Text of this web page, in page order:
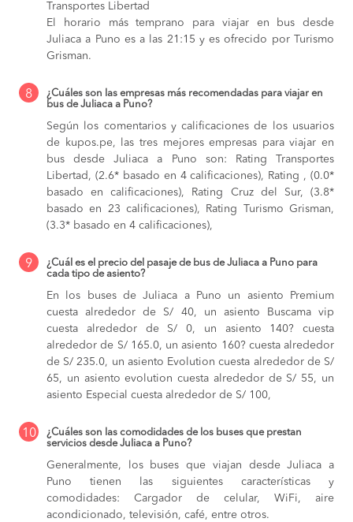
Transportes Libertad
El horario más temprano para viajar en bus desde
Juliaca a Puno es a las 21:15 y es ofrecido por Turismo
Grisman.
8
¿Cuáles son las empresas más recomendadas para viajar en
bus de Juliaca a Puno?
Según los comentarios y calificaciones de los usuarios
de kupos.pe, las tres mejores empresas para viajar en
bus desde Juliaca a Puno son: Rating Transportes
Libertad, (2.6* basado en 4 calificaciones), Rating , (0.0*
basado en calificaciones), Rating Cruz del Sur, (3.8*
basado en 23 calificaciones), Rating Turismo Grisman,
(3.3* basado en 4 calificaciones),
9
¿Cuál es el precio del pasaje de bus de Juliaca a Puno para
cada tipo de asiento?
En los buses de Juliaca a Puno un asiento Premium
cuesta alrededor de S/ 40, un asiento Buscama vip
cuesta alrededor de S/ 0, un asiento 140? cuesta
alrededor de S/ 165.0, un asiento 160? cuesta alrededor
de S/ 235.0, un asiento Evolution cuesta alrededor de S/
65, un asiento evolution cuesta alrededor de S/ 55, un
asiento Especial cuesta alrededor de S/ 100,
10
¿Cuáles son las comodidades de los buses que prestan
servicios desde Juliaca a Puno?
Generalmente, los buses que viajan desde Juliaca a
Puno tienen las siguientes características y
comodidades: Cargador de celular, WiFi, aire
acondicionado, televisión, café, entre otros.